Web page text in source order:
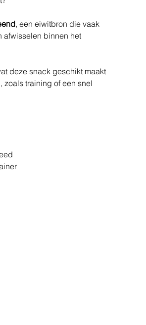
, een eiwitbron die vaak
afwisselen binnen het
deze snack geschikt maakt
zoals training of een snel